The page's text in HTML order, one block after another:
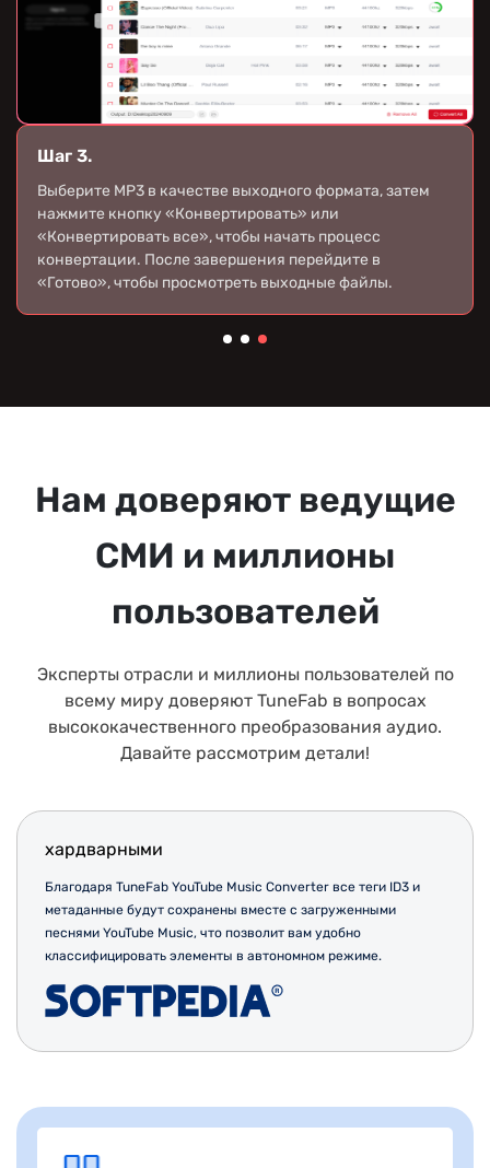
Шаг 2.
Выберите песни или плейлисты, которые вы хотите
конвертировать из YouTube Music, затем перетащите их
в список конвертации справа.
СМИ и миллионы
пользователей
Эксперты отрасли и миллионы пользователей по
высококачественного преобразования аудио.
Давайте рассмотрим детали!
песнями YouTube Music, что позволит вам удобно
классифицировать элементы в автономном режиме.
программного обеспечения в комплекте. Поэтому вам не
нужно беспокоиться о том, что вы пригласите вирусы или
хакеров, которые могут представлять потенциальную угрозу
безопасности.